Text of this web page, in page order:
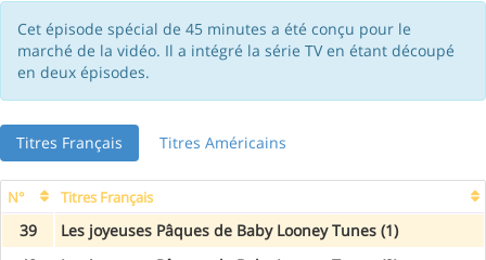
Cet épisode spécial de 45 minutes a été conçu pour le
marché de la vidéo. Il a intégré la série TV en étant découpé
en deux épisodes.
Titres Français Titres Américains
N° Titres Français
39
Les joyeuses Pâques de Baby Looney Tunes (1)